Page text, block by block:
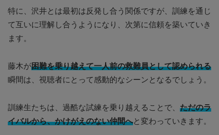
特に、沢井とは最初は反発し合う関係ですが、訓練を通じ
て互いに理解し合うようになり、次第に信頼を築いていき
ます。
藤木が困難を乗り越えて一人前の救難員として認められる
瞬間は、視聴者にとって感動的なシーンとなるでしょう。
訓練生たちは、過酷な試練を乗り越えることで、 ただのラ
イバルから、かけがえのない仲間へと変わっていきます。